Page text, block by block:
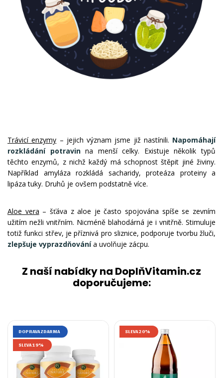
Trávicí enzymy – jejich význam jsme již nastínili. Napomáhají
rozkládání potravinna menší celky. Existuje několik typů
těchto enzymů, z nichž každý má schopnost štěpit jiné živiny.
Například amyláza rozkládá sacharidy, proteáza proteiny a
lipáza tuky. Druhů je ovšem podstatně více.
Aloe vera – šťáva z aloe je často spojována spíše se zevním
užitím nežli vnitřním. Nicméně blahodárná je i vnitřně. Stimuluje
totiž funkci střev, je příznivá pro sliznice, podporuje tvorbu žluči,
zlepšuje vyprazdňovánía uvolňuje zácpu.
Z naší nabídky na DoplňVitamin.cz
doporučujeme:
DOPRAVA ZDARMA
SLEVA 19%
SLEVA 20%